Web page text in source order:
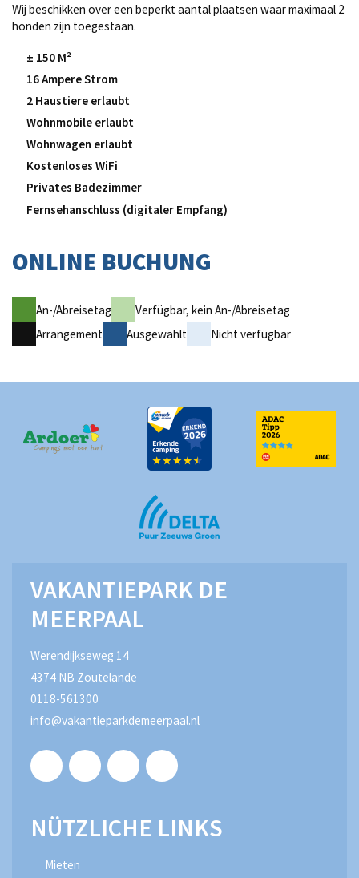
Wij beschikken over een beperkt aantal plaatsen waar maximaal 2
honden zijn toegestaan.
± 150 M²
16 Ampere Strom
2 Haustiere erlaubt
Wohnmobile erlaubt
Wohnwagen erlaubt
Kostenloses WiFi
Privates Badezimmer
Fernsehanschluss (digitaler Empfang)
ONLINE BUCHUNG
An-/Abreisetag
Verfügbar, kein An-/Abreisetag
Arrangement
Ausgewählt Nicht verfügbar
VAKANTIEPARK DE
MEERPAAL
Werendijkseweg 14
4374 NB Zoutelande
0118-561300
info@vakantieparkdemeerpaal.nl
FacebookTwitter YoutubeInstagram
NÜTZLICHE LINKS
Mieten